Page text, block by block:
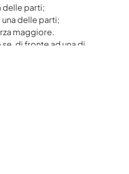
delle parti;
delle parti;
maggiore.
di fronte ad una di